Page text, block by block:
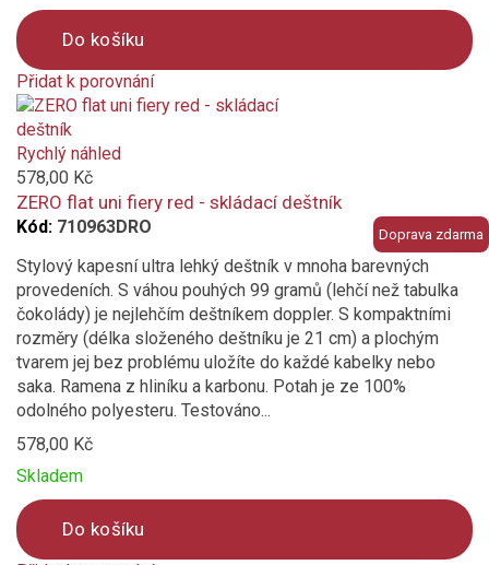
Do košíku
Přidat k porovnání
Product
is
added
to
compare
Doprava zdarma
Rychlý náhled
578,00 Kč
ZERO flat uni fiery red - skládací deštník
Kód: 710963DRO
Stylový kapesní ultra lehký deštník v mnoha barevných
provedeních. S váhou pouhých 99 gramů (lehčí než tabulka
čokolády) je nejlehčím deštníkem doppler. S kompaktními
rozměry (délka složeného deštníku je 21 cm) a plochým
tvarem jej bez problému uložíte do každé kabelky nebo
saka. Ramena z hliníku a karbonu. Potah je ze 100%
odolného polyesteru. Testováno...
578,00 Kč
Skladem
Do košíku